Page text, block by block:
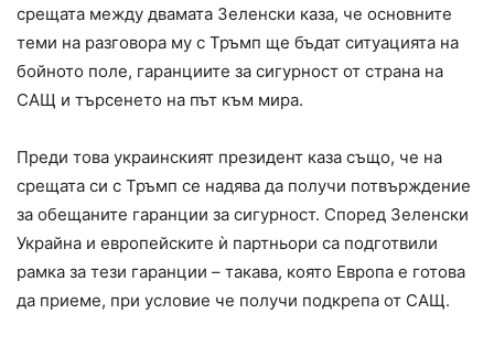
срещата между двамата Зеленски каза, че основните
теми на разговора му с Тръмп ще бъдат ситуацията на
бойното поле, гаранциите за сигурност от страна на
САЩ и търсенето на път към мира.
Преди това украинският президент каза също, че на
срещата си с Тръмп се надява да получи потвърждение
за обещаните гаранции за сигурност. Според Зеленски
Украйна и европейските ѝ партньори са подготвили
рамка за тези гаранции – такава, която Европа е готова
да приеме, при условие че получи подкрепа от САЩ.